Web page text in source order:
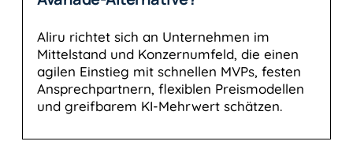
Aliru richtet sich an Unternehmen im
Mittelstand und Konzernumfeld, die einen
agilen Einstieg mit schnellen MVPs, festen
Ansprechpartnern, flexiblen Preismodellen
und greifbarem KI-Mehrwert schätzen.